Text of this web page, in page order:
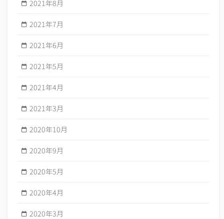
2021年8月
2021年7月
2021年6月
2021年5月
2021年4月
2021年3月
2020年10月
2020年9月
2020年5月
2020年4月
2020年3月